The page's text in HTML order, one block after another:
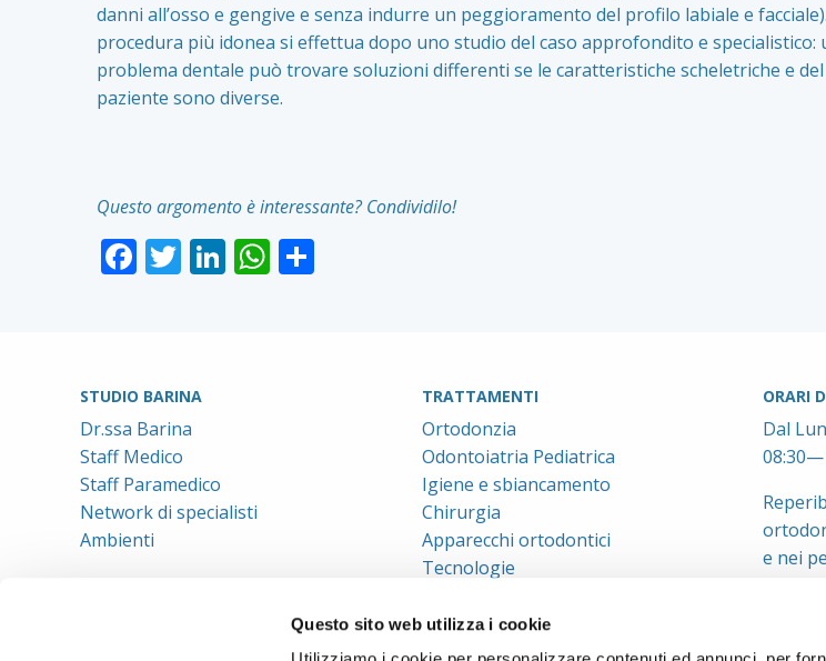
Questo sito web utilizza i cookie
danni all’osso e gengive e senza indurre un peggioramento del profilo labiale e
procedura più idonea si effettua dopo uno studio del caso approfondito e specialistico:
problema dentale può trovare soluzioni differenti se le caratteristiche scheletriche e del
paziente sono diverse.
Questo argomento è interessante? Condividilo!
Facebook
Twitter
LinkedIn
WhatsApp
STUDIO BARINA
Dr.ssa Barina
Staff Medico
Staff Paramedico
Network di specialisti
Ambienti
TRATTAMENTI
Ortodonzia
Odontoiatria Pediatrica
Igiene e sbiancamento
Chirurgia
Apparecchi ortodontici
Tecnologie
ORARI
Dal
e nei